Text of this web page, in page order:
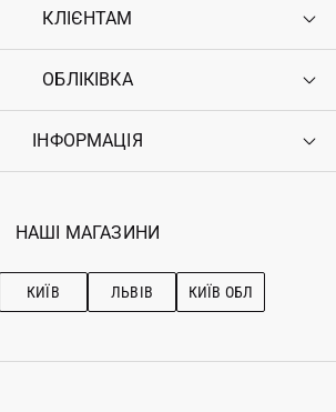
КЛІЄНТАМ
Контакти
Повернення
Гарантія
ОБЛІКІВКА
Увійти
Ostriv Club+
ІНФОРМАЦІЯ
Наші магазини
Рекомендації з догляду
НАШІ МАГАЗИНИ
КИЇВ ЛЬВІВ КИЇВ ОБЛ